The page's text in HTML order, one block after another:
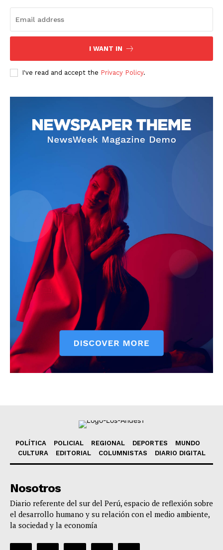
Diario los Andes
Contacto
I WANT IN
I've read and accept the Privacy Policy.
POLÍTICA POLICIAL REGIONAL DEPORTES
MUNDO
CULTURA
EDITORIAL COLUMNISTAS DIARIO DIGITAL
Nosotros
Diario referente del sur del Perú, espacio de reflexión sobre
el desarrollo humano y su relación con el medio ambiente,
la sociedad y la economía